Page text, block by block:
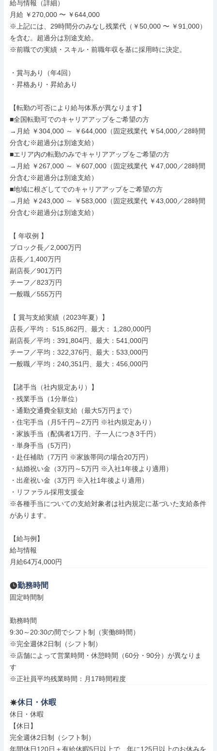
給与情報（詳細）
月給 ￥270,000 〜 ￥644,000
※上記には、29時間分のみなし残業代（￥50,000 〜 ￥91,000）
を含む。超過分は別途支給。
※前職での実績・スキル・前職年収を基に採用時に決定。
・賞与あり（年4回）
・昇格あり・昇給あり
【転勤の可否により給与体系が異なります】
■全国転勤可でのキャリアアップをご希望の方
→月給 ￥304,000 ～ ￥644,000（固定残業代 ￥54,000／28時間
分含む※超過分は別途支給）
■エリア内の転勤のみでキャリアアップをご希望の方
→月給 ￥267,000 ～ ￥607,000（固定残業代 ￥47,000／28時間
分含む※超過分は別途支給）
■地域に根ざしてでのキャリアアップをご希望の方
→月給 ￥243,000 ～ ￥583,000（固定残業代 ￥43,000／28時間
分含む※超過分は別途支給）
【 年収例 】
ブロック長／2,000万円
店長／1,400万円
副店長／901万円
チーフ／823万円
一般職／555万円
【 賞与支給実績（2023年夏）】
店長／平均： 515,862円、最大： 1,280,000円
副店長／平均：391,804円、最大：541,000円
チーフ／平均：322,376円、最大：533,000円
一般職／平均：240,351円、最大：456,000円
【諸手当（社内規定あり）】
・残業手当（1分単位）
・通勤交通費全額支給（最大5万円まで）
・住宅手当（月5千円～2万円 ※社内規定あり）
・家族手当（配偶者1万円、子一人につき3千円）
・単身手当（5万円）
・赴任補助（7万円 ※家族帯同の場合20万円）
・結婚祝い金（3万円～5万円 ※入社1年後より適用）
・出産祝い金（3万円 ※入社1年後より適用）
・リファラル採用支援金
※各種手当についての支給対象者は社内規定に基づいた支給条件
があります。
【給与例】
給与情報
月給64万4,000円
勤務時間
固定時間制
勤務時間
9:30～20:30の間でシフト制（実働8時間）
※完全週休2日制（シフト制）
※店舗によって営業時間・休憩時間（60分・90分）が異なりま
す
※正社員平均残業時間：月17時間程度
休日・休暇
休日・休暇
【休日】
完全週休2日制（シフト制）
年間休日120日＋有給休暇5日以上で、年に125日以上のお休みを